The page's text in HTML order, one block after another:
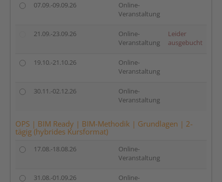
07.09.-09.09.26
Online-
Veranstaltung
21.09.-23.09.26
Online-
Veranstaltung
Leider
ausgebucht
19.10.-21.10.26
Online-
Veranstaltung
30.11.-02.12.26
Online-
Veranstaltung
OPS | BIM Ready | BIM-Methodik | Grundlagen | 2-
tägig (hybrides Kursformat)
17.08.-18.08.26
Online-
Veranstaltung
31.08.-01.09.26
Online-